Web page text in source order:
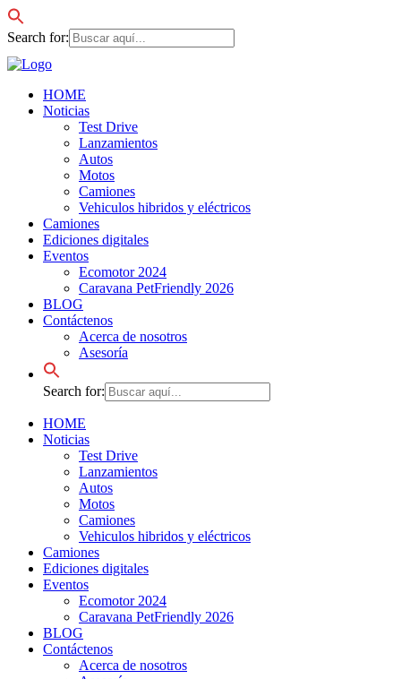
Search for:
HOME
Noticias
Test Drive
Lanzamientos
Autos
Motos
Camiones
Vehiculos hibridos y eléctricos
Camiones
Ediciones digitales
Eventos
Ecomotor 2024
Caravana PetFriendly 2026
BLOG
Contáctenos
Acerca de nosotros
Asesoría
Search for:
HOME
Noticias
Test Drive
Lanzamientos
Autos
Motos
Camiones
Vehiculos hibridos y eléctricos
Camiones
Ediciones digitales
Eventos
Ecomotor 2024
Caravana PetFriendly 2026
BLOG
Contáctenos
Acerca de nosotros